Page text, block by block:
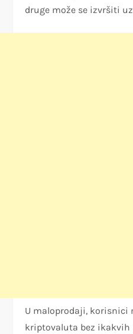
druge može se izvršiti
U maloprodaji,
kriptovaluta bez ikakvih